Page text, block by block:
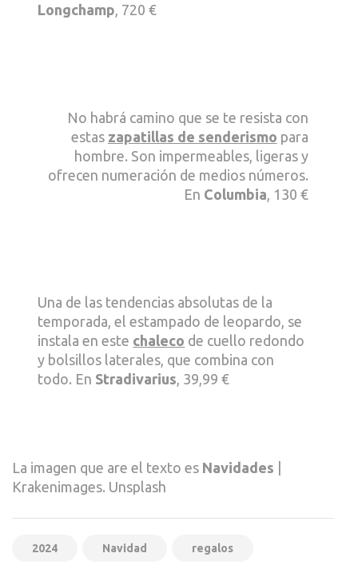
Longchamp , 720 €
No habrá camino que se te resista con
estas zapatillas de senderismo para
hombre. Son impermeables, ligeras y
ofrecen numeración de medios números.
En Columbia , 130 €
Una de las tendencias absolutas de la
temporada, el estampado de leopardo, se
instala en este chaleco de cuello redondo
y bolsillos laterales, que combina con
todo. En Stradivarius , 39,99 €
La imagen que are el texto es Navidades
Krakenimages. Unsplash
2024 Navidad regalos